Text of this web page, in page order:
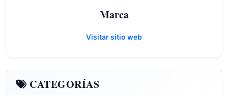
Marca
Visitar sitio web
CATEGORÍAS